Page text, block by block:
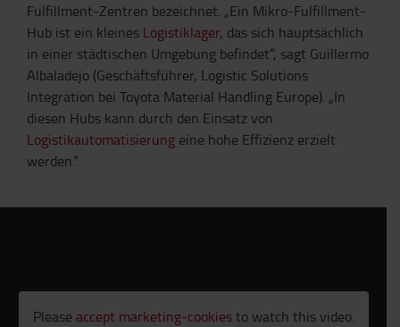
Fulfillment-Zentren bezeichnet. „Ein Mikro-Fulfillment-
Hub ist ein kleines Logistiklager, das sich hauptsächlich
in einer städtischen Umgebung befindet“, sagt Guillermo
Albaladejo (Geschäftsführer, Logistic Solutions
Integration bei Toyota Material Handling Europe). „In
diesen Hubs kann durch den Einsatz von
Logistikautomatisierung eine hohe Effizienz erzielt
werden.“
Please accept marketing-cookiesto watch this video.